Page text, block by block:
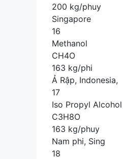
200 kg/phuy
Singapore
16
Methanol
CH4O
163 kg/phi
Ả Rập, Indonesia,
17
Iso Propyl Alcohol
C3H8O
163 kg/phuy
Nam phi, Sing
18